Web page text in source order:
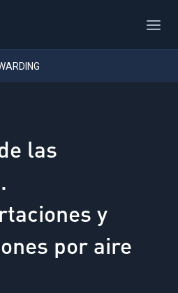
las
y
por aire